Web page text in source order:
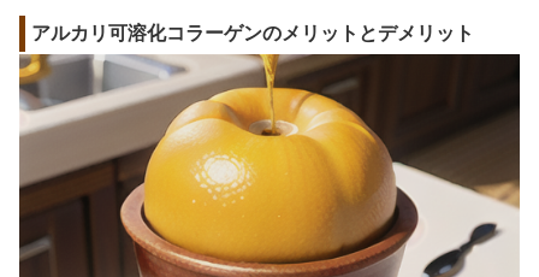
アルカリ可溶化コラーゲンのメリットとデメリット